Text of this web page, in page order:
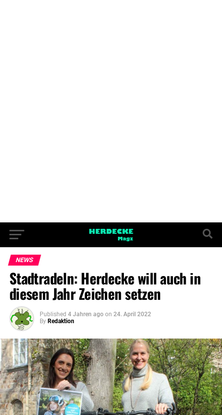
NEWS
Stadtradeln: Herdecke will auch in
diesem Jahr Zeichen setzen
Published 4 Jahren ago on 24. April 2022
By Redaktion